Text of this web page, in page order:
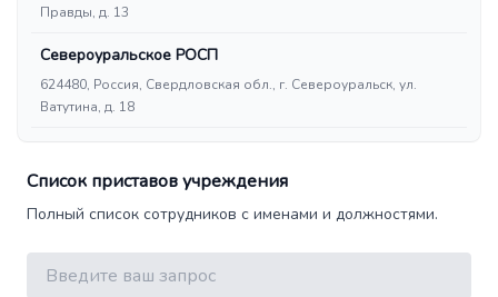
Правды, д. 13
Североуральское РОСП
624480, Россия, Свердловская обл., г. Североуральск, ул.
Ватутина, д. 18
Список приставов учреждения
Полный список сотрудников с именами и должностями.
Поиск